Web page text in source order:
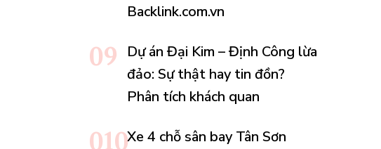
Backlink.com.vn
Dự án Đại Kim – Định Công lừa
đảo: Sự thật hay tin đồn?
Phân tích khách quan
Xe 4 chỗ sân bay Tân Sơn